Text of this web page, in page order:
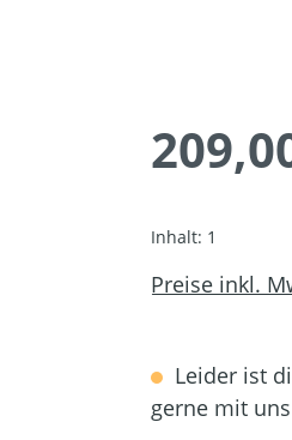
Inhalt: 1
Preise inkl.
Leider ist
gerne mit